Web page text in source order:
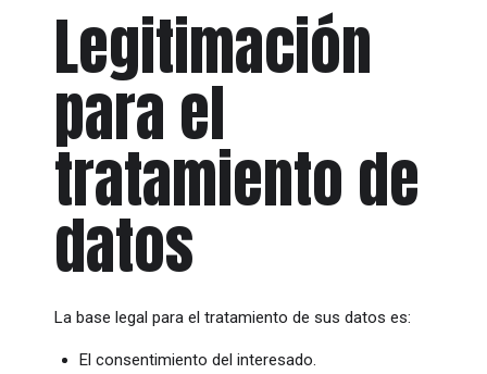
Legitimación
para el
tratamiento de
datos
La base legal para el tratamiento de sus datos es:
El consentimiento del interesado.